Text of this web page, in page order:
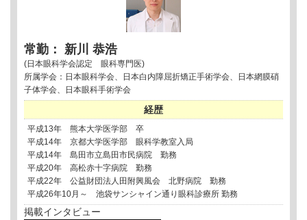
常勤： 新川 恭浩
(日本眼科学会認定 眼科専門医)
所属学会：日本眼科学会、日本白内障屈折矯正手術学会、日本網膜硝
子体学会、日本眼科手術学会
経歴
平成13年 熊本大学医学部 卒
平成14年 京都大学医学部 眼科学教室入局
平成14年 島田市立島田市民病院 勤務
平成20年 高松赤十字病院 勤務
平成22年 公益財団法人田附興風会 北野病院 勤務
平成26年10月～ 池袋サンシャイン通り眼科診療所 勤務
掲載インタビュー